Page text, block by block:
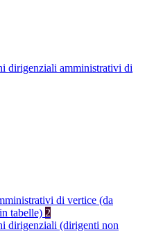
dirigenziali amministrativi di
di vertice (da
tabelle) 2
dirigenziali (dirigenti non